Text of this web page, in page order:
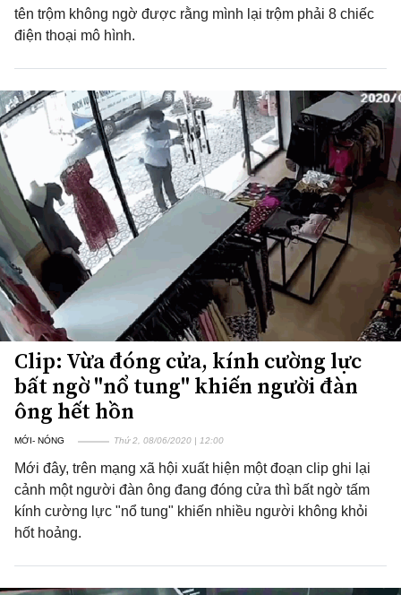
tên trộm không ngờ được rằng mình lại trộm phải 8 chiếc
điện thoại mô hình.
Clip: Vừa đóng cửa, kính cường lực
bất ngờ "nổ tung" khiến người đàn
ông hết hồn
MỚI- NÓNG Thứ 2, 08/06/2020 | 12:00
Mới đây, trên mạng xã hội xuất hiện một đoạn clip ghi lại
cảnh một người đàn ông đang đóng cửa thì bất ngờ tấm
kính cường lực "nổ tung" khiến nhiều người không khỏi
hốt hoảng.